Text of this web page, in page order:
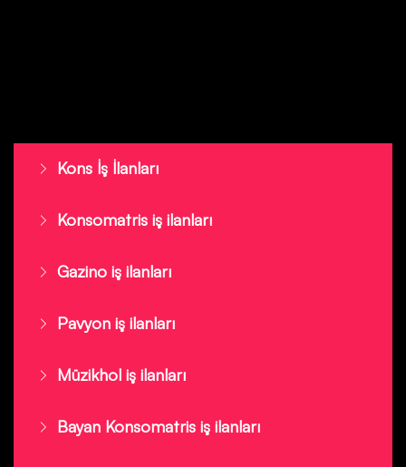
Kons İş İlanları
Konsomatris iş ilanları
Gazino iş ilanları
Pavyon iş ilanları
Müzikhol iş ilanları
Bayan Konsomatris iş ilanları